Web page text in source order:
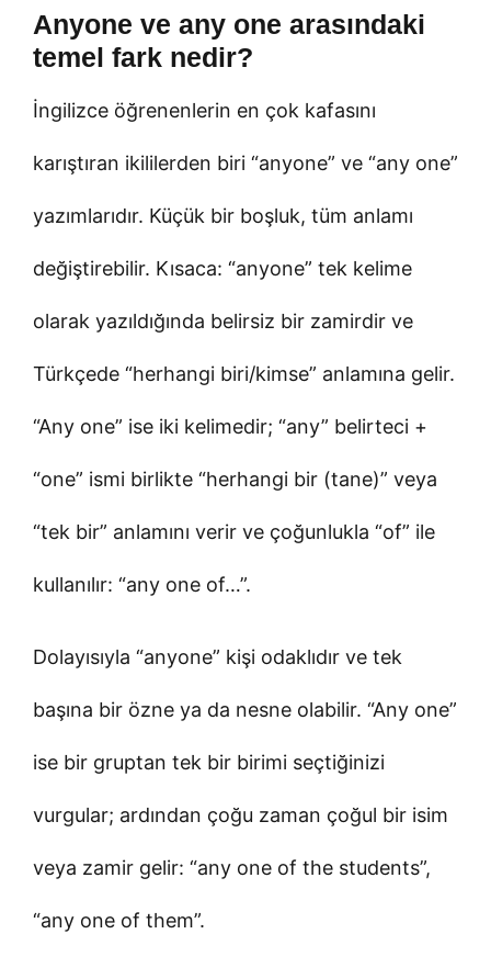
Anyone ve any one arasındaki
temel fark nedir?
İngilizce öğrenenlerin en çok kafasını
karıştıran ikililerden biri “anyone” ve “any one”
yazımlarıdır. Küçük bir boşluk, tüm anlamı
değiştirebilir. Kısaca: “anyone” tek kelime
olarak yazıldığında belirsiz bir zamirdir ve
Türkçede “herhangi biri/kimse” anlamına gelir.
“Any one” ise iki kelimedir; “any” belirteci +
“one” ismi birlikte “herhangi bir (tane)” veya
“tek bir” anlamını verir ve çoğunlukla “of” ile
kullanılır: “any one of…”.
Dolayısıyla “anyone” kişi odaklıdır ve tek
başına bir özne ya da nesne olabilir. “Any one”
ise bir gruptan tek bir birimi seçtiğinizi
vurgular; ardından çoğu zaman çoğul bir isim
veya zamir gelir: “any one of the students”,
“any one of them”.